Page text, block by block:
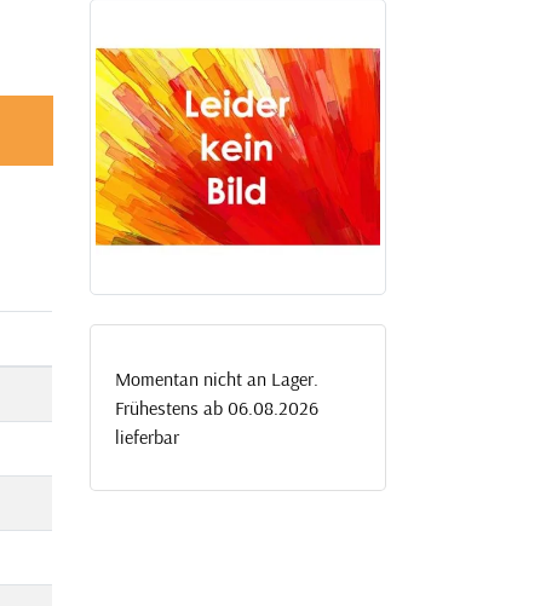
Momentan nicht an Lager.
Frühestens ab 06.08.2026
lieferbar